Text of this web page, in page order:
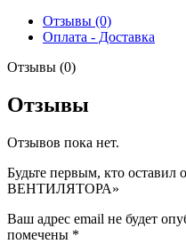
Отзывы (0)
Оплата - Доставка
Отзывы (0)
Отзывы
Отзывов пока нет.
Будьте первым, кто
ВЕНТИЛЯТОРА»
Ваш адрес email не будет
помечены *